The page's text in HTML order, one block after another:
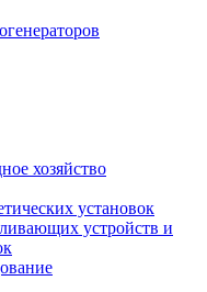
хозяйство
установок
устройств и